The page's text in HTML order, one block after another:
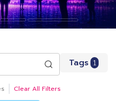
Tags 1
Clear All Filters